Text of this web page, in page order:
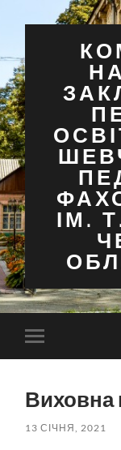
ІМ.
Перемкнути
мобільне
Виховна
13 СІЧНЯ, 2021